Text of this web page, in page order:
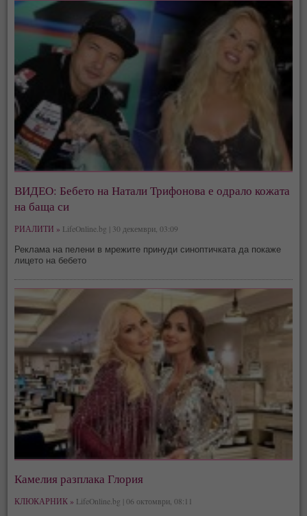
ВИДЕО: Бебето на Натали Трифонова е одрало кожата
на баща си
РИАЛИТИ » LifeOnline.bg | 30 декември, 03:09
Реклама на пелени в мрежите принуди синоптичката да покаже
лицето на бебето
Камелия разплака Глория
КЛЮКАРНИК » LifeOnline.bg | 06 октомври, 08:11